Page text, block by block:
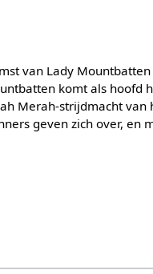
van Lady
komt als hoofd
Merah-strijdmacht van
geven zich over, en